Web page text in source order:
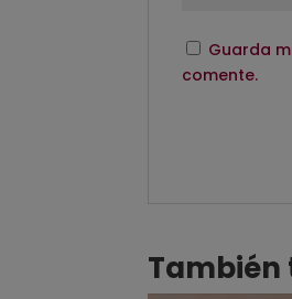
Guarda
comente.
También